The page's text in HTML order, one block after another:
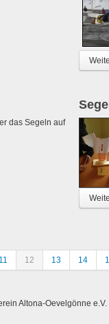
das Segeln auf
11 12 13 14
Altona-Oevelgönne